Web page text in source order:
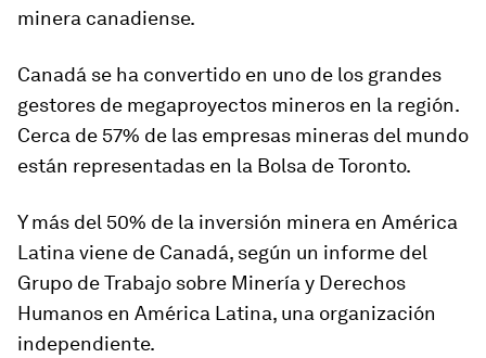
minera canadiense.
Canadá se ha convertido en uno de los grandes
gestores de megaproyectos mineros en la región.
Cerca de 57% de las empresas mineras del mundo
están representadas en la Bolsa de Toronto.
Y más del 50% de la inversión minera en América
Latina viene de Canadá, según un informe del
Grupo de Trabajo sobre Minería y Derechos
Humanos en América Latina, una organización
independiente.